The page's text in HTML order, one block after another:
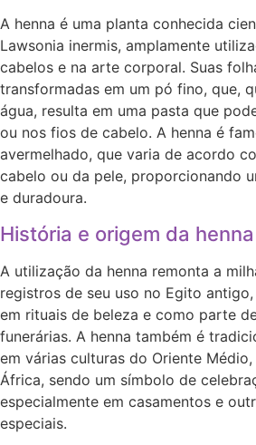
A henna é uma planta conhecida
Lawsonia inermis, amplamente
cabelos e na arte corporal. Suas
transformadas em um pó fino, que,
água, resulta em uma pasta que
ou nos fios de cabelo. A henna é
avermelhado, que varia de acordo
cabelo ou da pele, proporcionando
e duradoura.
História e origem da henna
A utilização da henna remonta a
registros de seu uso no Egito
em rituais de beleza e como parte
funerárias. A henna também é
em várias culturas do Oriente
África, sendo um símbolo de
especialmente em casamentos e
especiais.